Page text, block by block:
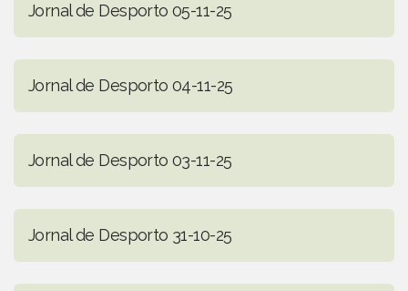
Jornal de Desporto 05-11-25
Jornal de Desporto 04-11-25
Jornal de Desporto 03-11-25
Jornal de Desporto 31-10-25